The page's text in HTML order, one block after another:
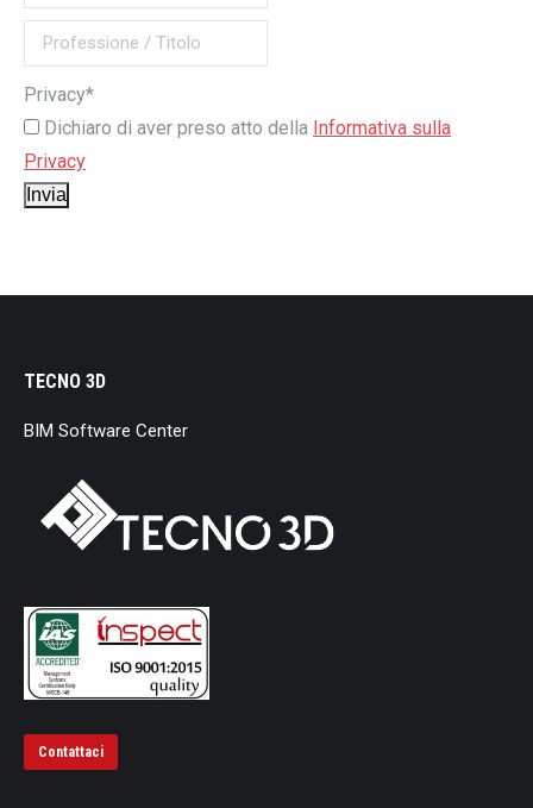
Privacy*
Dichiaro di aver preso atto della Informativa sulla
Privacy
Invia
TECNO 3D
BIM Software Center
Contattaci